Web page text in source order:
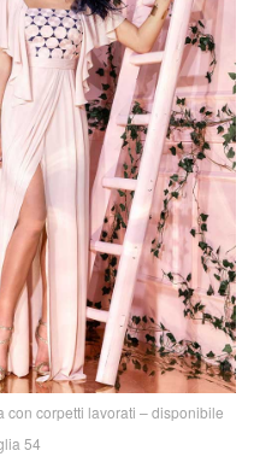
con corpetti lavorati – disponibile
54